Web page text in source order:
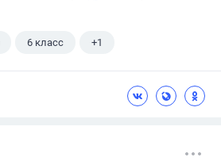
6 класс +1